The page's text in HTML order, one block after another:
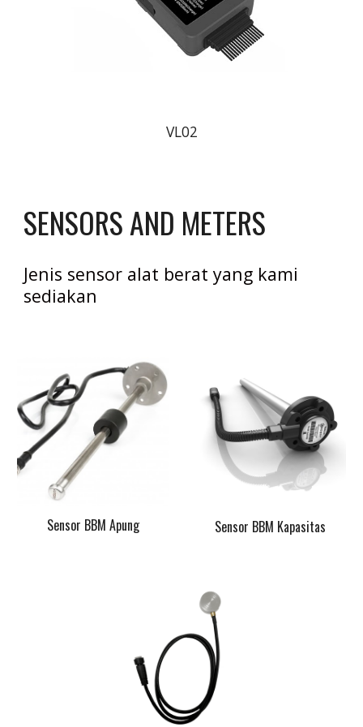
VL02
SENSORS AND METERS
Jenis sensor alat berat yang kami
sediakan
Sensor BBM Apung Sensor BBM Kapasitas